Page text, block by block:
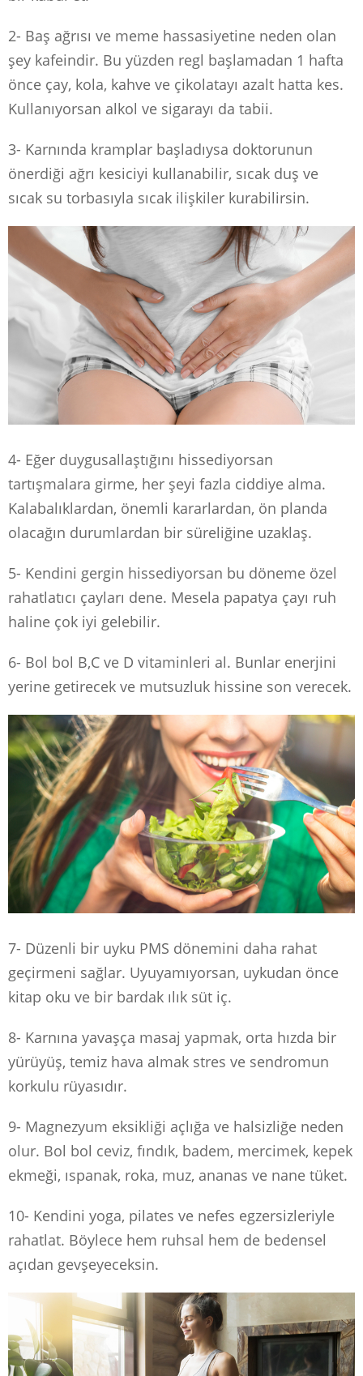
2- Baş ağrısı ve meme hassasiyetine neden olan
şey kafeindir. Bu yüzden regl başlamadan 1 hafta
önce çay, kola, kahve ve çikolatayı azalt hatta kes.
Kullanıyorsan alkol ve sigarayı da tabii.
3- Karnında kramplar başladıysa doktorunun
önerdiği ağrı kesiciyi kullanabilir, sıcak duş ve
sıcak su torbasıyla sıcak ilişkiler kurabilirsin.
4- Eğer duygusallaştığını hissediyorsan
tartışmalara girme, her şeyi fazla ciddiye alma.
Kalabalıklardan, önemli kararlardan, ön planda
olacağın durumlardan bir süreliğine uzaklaş.
5- Kendini gergin hissediyorsan bu döneme özel
rahatlatıcı çayları dene. Mesela papatya çayı ruh
haline çok iyi gelebilir.
6- Bol bol B,C ve D vitaminleri al. Bunlar enerjini
yerine getirecek ve mutsuzluk hissine son verecek.
7- Düzenli bir uyku PMS dönemini daha rahat
geçirmeni sağlar. Uyuyamıyorsan, uykudan önce
kitap oku ve bir bardak ılık süt iç.
8- Karnına yavaşça masaj yapmak, orta hızda bir
yürüyüş, temiz hava almak stres ve sendromun
korkulu rüyasıdır.
9- Magnezyum eksikliği açlığa ve halsizliğe neden
olur. Bol bol ceviz, fındık, badem, mercimek, kepek
ekmeği, ıspanak, roka, muz, ananas ve nane tüket.
10- Kendini yoga, pilates ve nefes egzersizleriyle
rahatlat. Böylece hem ruhsal hem de bedensel
açıdan gevşeyeceksin.